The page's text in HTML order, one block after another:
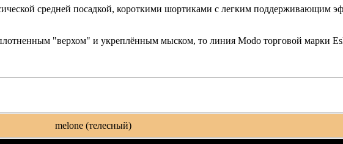
средней посадкой, короткими шортиками с легким поддерживающим
"верхом" и укреплённым мыском, то линия Modo торговой марки
melone (телесный)